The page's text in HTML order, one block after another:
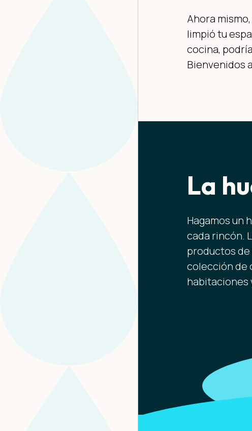
Ahora
limpió tu
cocina,
Bienvenidos
La
Hagamos un
cada rincón.
productos de
colección de
habitaciones